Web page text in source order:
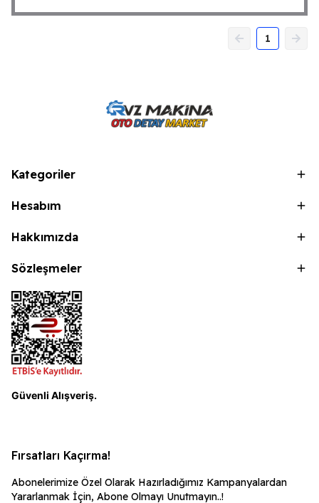
1
Kategoriler
Hesabım
Hakkımızda
Sözleşmeler
Güvenli Alışveriş.
Fırsatları Kaçırma!
Abonelerimize Özel Olarak Hazırladığımız Kampanyalardan
Yararlanmak İçin, Abone Olmayı Unutmayın..!